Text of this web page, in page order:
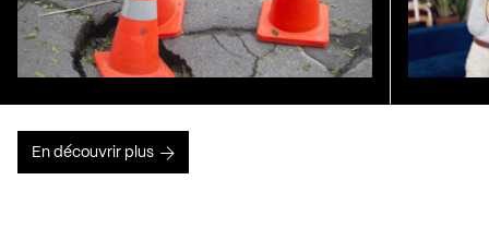
En découvrir plus